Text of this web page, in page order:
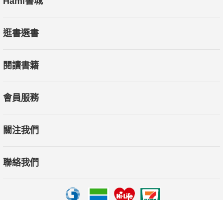
◎深入理解狀況與事件的來龍去脈，找出問題本質對症下藥。
壞。
的陷阱。
●以永續發展領域的厚實基礎，作者唐內拉‧梅多斯將系統思考
跨自然與人文社會領域的豐富案例闡釋，以及身為當代組織決策
逛書選書
閱讀書籍
會員服務
關注我們
聯絡我們